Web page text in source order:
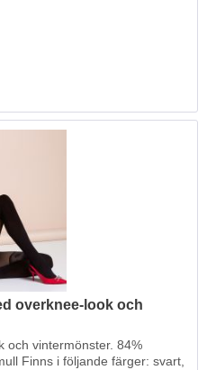
overknee-look och
och vintermönster. 84%
Finns i följande färger: svart,